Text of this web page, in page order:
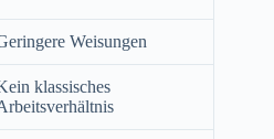
Weisungen
klassisches